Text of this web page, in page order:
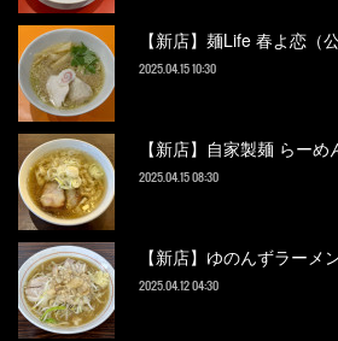
【新店】麺Life 春よ恋（
2025.04.15 10:30
【新店】自家製麺 らーめ
2025.04.15 08:30
【新店】ゆのんずラーメ
2025.04.12 04:30